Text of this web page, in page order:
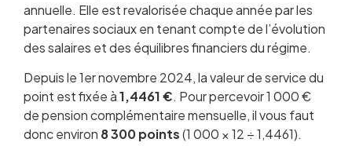
annuelle. Elle est revalorisée chaque année par les
partenaires sociaux en tenant compte de l’évolution
des salaires et des équilibres financiers du régime.
Depuis le 1er novembre 2024, la valeur de service du
point est fixée à1,4461 €. Pour percevoir 1 000 €
de pension complémentaire mensuelle, il vous faut
donc environ 8 300 points(1 000 × 12 ÷ 1,4461).